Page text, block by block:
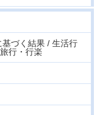
づく結果 / 生活行
行・行楽